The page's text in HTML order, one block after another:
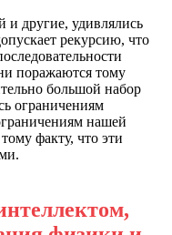
другие, удивлялись
рекурсию, что
поражаются тому
большой набор
ограничениям
нашей
факту, что эти